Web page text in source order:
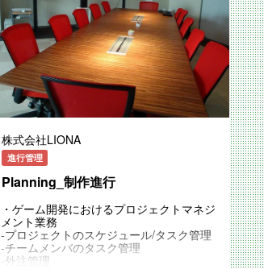
株式会社LIONA
進行管理
Planning_制作進行
・ゲーム開発におけるプロジェクトマネジ
メント業務
-プロジェクトのスケジュール/タスク管理
-チームメンバのタスク管理
-外注管理